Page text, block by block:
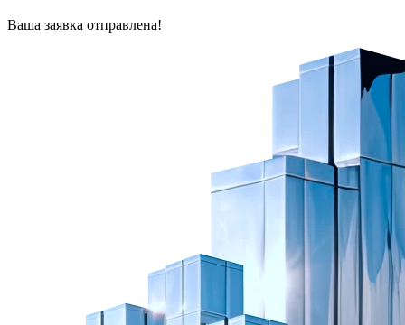
Ваша заявка отправлена!